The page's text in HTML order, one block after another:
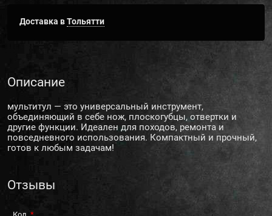
Доставка вТольятти
Описание
мультитул — это универсальный инструмент,
объединяющий в себе нож, плоскогубцы, отвертки и
другие функции. Идеален для походов, ремонта и
повседневного использования. Компактный и прочный,
готов к любым задачам!
Отзывы